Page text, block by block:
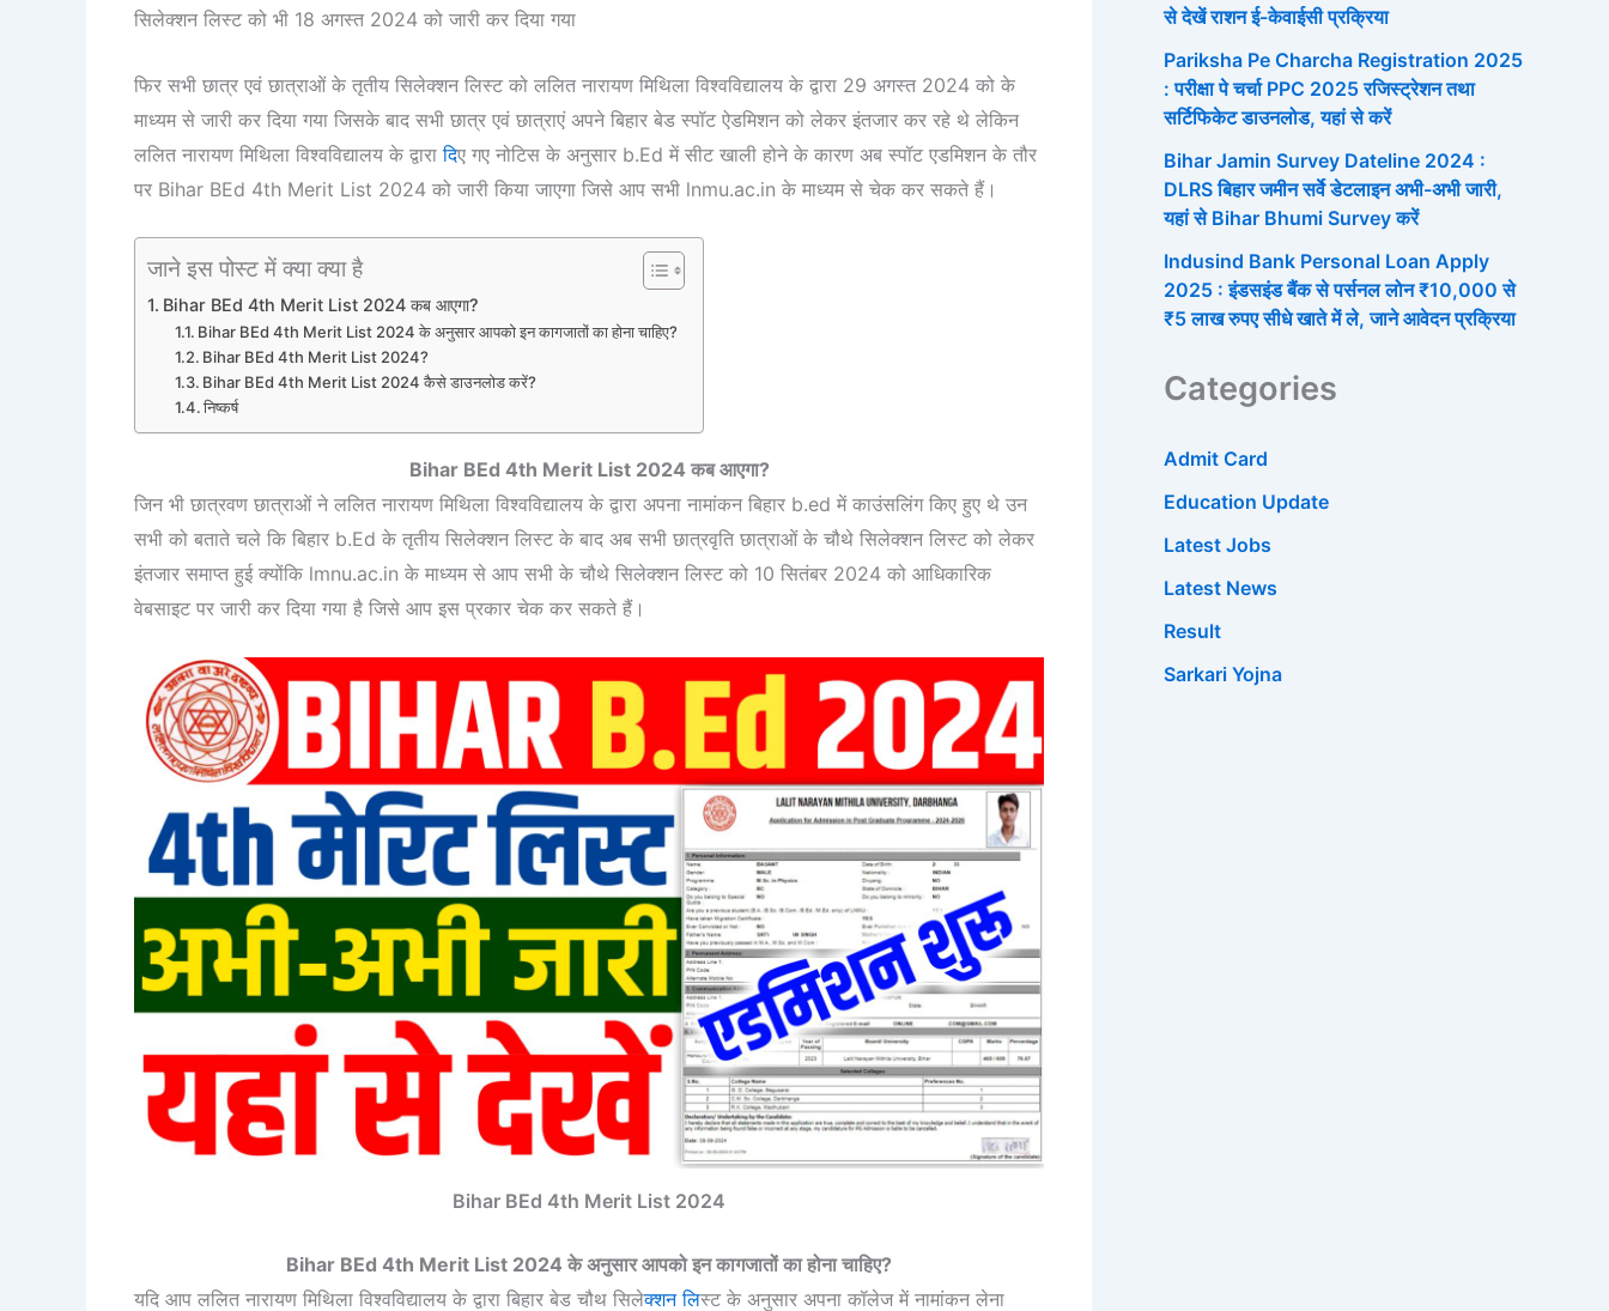
सिलेक्शन लिस्ट को भी 18 अगस्त 2024 को जारी कर दिया गया
फिर सभी छात्र एवं छात्राओं के तृतीय सिलेक्शन लिस्ट को ललित नारायण मिथिला विश्वविद्यालय के द्वारा 29 अगस्त 2024 को के
माध्यम से जारी कर दिया गया जिसके बाद सभी छात्र एवं छात्राएं अपने बिहार बेड स्पॉट ऐडमिशन को लेकर इंतजार कर रहे थे लेकिन
ललित नारायण मिथिला विश्वविद्यालय के द्वारादिए गए नोटिस के अनुसार b.Ed में सीट खाली होने के कारण अब स्पॉट एडमिशन के तौर
पर Bihar BEd 4th Merit List 2024 को जारी किया जाएगा जिसे आप सभी lnmu.ac.in के माध्यम से चेक कर सकते हैं।
जाने इस पोस्ट में क्या क्या है
Bihar BEd 4th Merit List 2024 कब आएगा?
Bihar BEd 4th Merit List 2024 के अनुसार आपको इन कागजातों का होना चाहिए?
Bihar BEd 4th Merit List 2024?
Bihar BEd 4th Merit List 2024 कैसे डाउनलोड करें?
निष्कर्ष
Bihar BEd 4th Merit List 2024 कब आएगा?
जिन भी छात्रवण छात्राओं ने ललित नारायण मिथिला विश्वविद्यालय के द्वारा अपना नामांकन बिहार b.ed में काउंसलिंग किए हुए थे उन
सभी को बताते चले कि बिहार b.Ed के तृतीय सिलेक्शन लिस्ट के बाद अब सभी छात्रवृति छात्राओं के चौथे सिलेक्शन लिस्ट को लेकर
इंतजार समाप्त हुई क्योंकि lmnu.ac.in के माध्यम से आप सभी के चौथे सिलेक्शन लिस्ट को 10 सितंबर 2024 को आधिकारिक
वेबसाइट पर जारी कर दिया गया है जिसे आप इस प्रकार चेक कर सकते हैं।
Bihar BEd 4th Merit List 2024
Bihar BEd 4th Merit List 2024 के अनुसार आपको इन कागजातों का होना चाहिए?
यदि आप ललित नारायण मिथिला विश्वविद्यालय के द्वारा बिहार बेड चौथ सिलेक्शन लिस्ट के अनुसार अपना कॉलेज में नामांकन लेना
से देखें राशन ई-केवाईसी प्रक्रिया
Pariksha Pe Charcha Registration 2025
: परीक्षा पे चर्चा PPC 2025 रजिस्ट्रेशन तथा
सर्टिफिकेट डाउनलोड, यहां से करें
Bihar Jamin Survey Dateline 2024 :
DLRS बिहार जमीन सर्वे डेटलाइन अभी-अभी जारी,
यहां से Bihar Bhumi Survey करें
Indusind Bank Personal Loan Apply
2025 : इंडसइंड बैंक से पर्सनल लोन ₹10,000 से
₹5 लाख रुपए सीधे खाते में ले, जाने आवेदन प्रक्रिया
Categories
Admit Card
Education Update
Latest Jobs
Latest News
Result
Sarkari Yojna